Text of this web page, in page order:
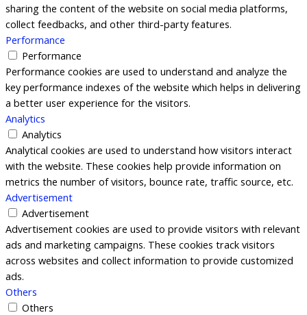
sharing the content of the website on social media platforms,
collect feedbacks, and other third-party features.
Performance
Performance
Performance cookies are used to understand and analyze the
key performance indexes of the website which helps in delivering
a better user experience for the visitors.
Analytics
Analytics
Analytical cookies are used to understand how visitors interact
with the website. These cookies help provide information on
metrics the number of visitors, bounce rate, traffic source, etc.
Advertisement
Advertisement
Advertisement cookies are used to provide visitors with relevant
ads and marketing campaigns. These cookies track visitors
across websites and collect information to provide customized
ads.
Others
Others